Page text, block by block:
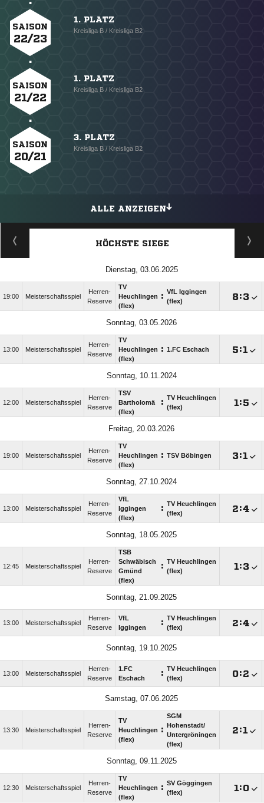
SAISON
22/23
1. PLATZ
Kreisliga B / Kreisliga B2
SAISON
21/22
1. PLATZ
Kreisliga B / Kreisliga B2
SAISON
20/21
3. PLATZ
Kreisliga B / Kreisliga B2
ALLE ANZEIGEN
HÖCHSTE SIEGE
Dienstag, 03.06.2025
19:00 Meisterschaftsspiel
Herren-
Reserve
TV
Heuchlingen
(flex)
: VfL Iggingen
(flex)
:
Sonntag, 03.05.2026
13:00 Meisterschaftsspiel
Herren-
Reserve
TV
Heuchlingen
(flex)
: 1.FC Eschach :
Sonntag, 10.11.2024
12:00 Meisterschaftsspiel
Herren-
Reserve
TSV
Bartholomä
(flex)
: TV Heuchlingen
(flex)
:
Freitag, 20.03.2026
19:00 Meisterschaftsspiel
Herren-
Reserve
TV
Heuchlingen
(flex)
: TSV Böbingen :
Sonntag, 27.10.2024
13:00 Meisterschaftsspiel
Herren-
Reserve
VfL
Iggingen
(flex)
: TV Heuchlingen
(flex)
:
Sonntag, 18.05.2025
12:45 Meisterschaftsspiel
Herren-
Reserve
TSB
Schwäbisch
Gmünd
(flex)
: TV Heuchlingen
(flex)
:
Sonntag, 21.09.2025
13:00 Meisterschaftsspiel
Herren-
Reserve
VfL
Iggingen
: TV Heuchlingen
(flex)
:
Sonntag, 19.10.2025
13:00 Meisterschaftsspiel
Herren-
Reserve
1.FC
Eschach
: TV Heuchlingen
(flex)
:
Samstag, 07.06.2025
13:30 Meisterschaftsspiel
Herren-
Reserve
TV
Heuchlingen
(flex)
:
SGM
Hohenstadt/​
Untergröningen
(flex)
:
Sonntag, 09.11.2025
12:30 Meisterschaftsspiel
Herren-
Reserve
TV
Heuchlingen
(flex)
: SV Göggingen
(flex)
: